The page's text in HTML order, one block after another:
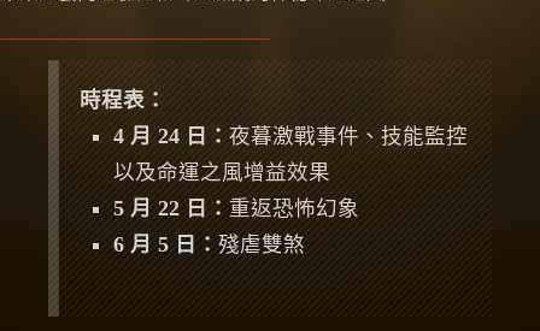
時程表：
4 月 24 日：夜暮激戰事件、技能監控
以及命運之風增益效果
5 月 22 日： 重返恐怖幻象
6 月 5 日：殘虐雙煞